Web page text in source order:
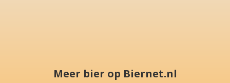
Meer bier op Biernet.nl